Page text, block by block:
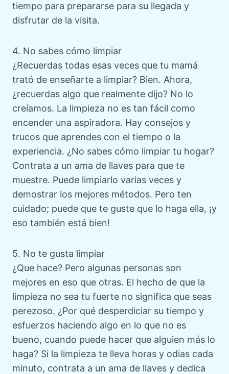
tiempo para prepararse para su llegada y
disfrutar de la visita.
4. No sabes cómo limpiar
¿Recuerdas todas esas veces que tu mamá
trató de enseñarte a limpiar? Bien. Ahora,
¿recuerdas algo que realmente dijo? No lo
creíamos. La limpieza no es tan fácil como
encender una aspiradora. Hay consejos y
trucos que aprendes con el tiempo o la
experiencia. ¿No sabes cómo limpiar tu hogar?
Contrata a un ama de llaves para que te
muestre. Puede limpiarlo varias veces y
demostrar los mejores métodos. Pero ten
cuidado; puede que te guste que lo haga ella, ¡y
eso también está bien!
5. No te gusta limpiar
¿Que hace? Pero algunas personas son
mejores en eso que otras. El hecho de que la
limpieza no sea tu fuerte no significa que seas
perezoso. ¿Por qué desperdiciar su tiempo y
esfuerzos haciendo algo en lo que no es
bueno, cuando puede hacer que alguien más lo
haga? Si la limpieza te lleva horas y odias cada
minuto, contrata a un ama de llaves y dedica